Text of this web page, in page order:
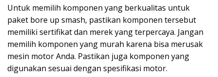
Untuk memilih komponen yang berkualitas untuk
paket bore up smash, pastikan komponen tersebut
memiliki sertifikat dan merek yang terpercaya. Jangan
memilih komponen yang murah karena bisa merusak
mesin motor Anda. Pastikan juga komponen yang
digunakan sesuai dengan spesifikasi motor.